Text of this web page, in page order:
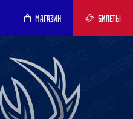
МАГАЗИН БИЛЕТЫ